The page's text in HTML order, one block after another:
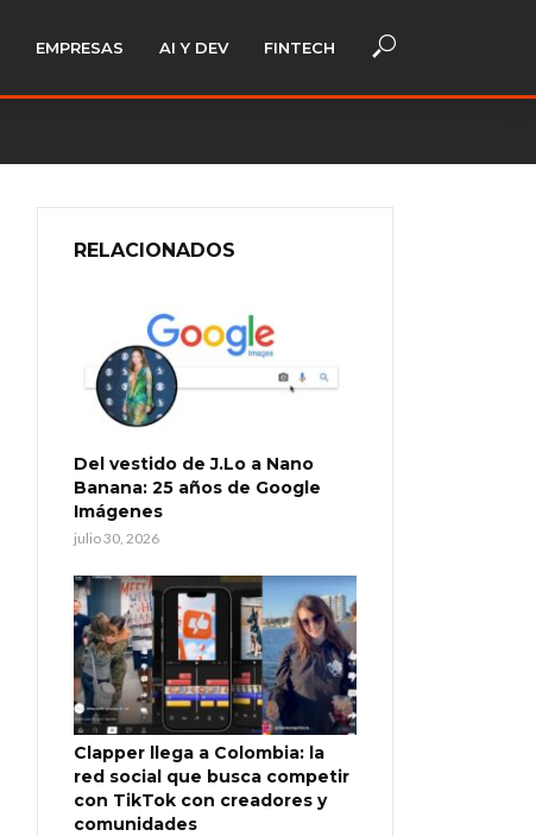
EMPRESAS AI Y DEV FINTECH
RELACIONADOS
Del vestido de J.Lo a Nano
Banana: 25 años de Google
Imágenes
julio 30, 2026
Clapper llega a Colombia: la
red social que busca competir
con TikTok con creadores y
comunidades